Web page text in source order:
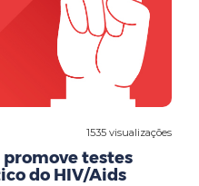
1535 visualizações
promove testes
do HIV/Aids